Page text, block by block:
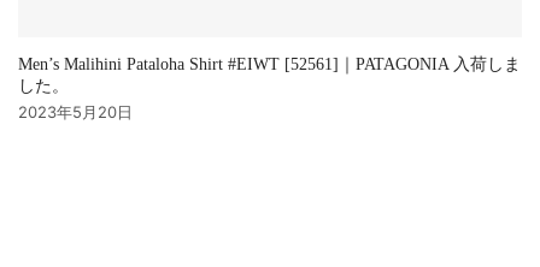
Men’s Malihini Pataloha Shirt #EIWT [52561]｜PATAGONIA 入荷しま
した。
2023年5月20日